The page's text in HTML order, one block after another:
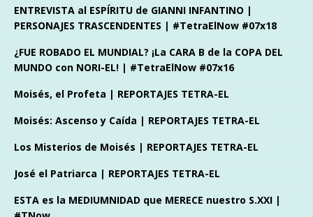
ENTREVISTA al ESPÍRITU de GIANNI INFANTINO |
PERSONAJES TRASCENDENTES | #TetraElNow #07x18
¿FUE ROBADO EL MUNDIAL? ¡La CARA B de la COPA DEL
MUNDO con NORI-EL! | #TetraElNow #07x16
Moisés, el Profeta | REPORTAJES TETRA-EL
Moisés: Ascenso y Caída | REPORTAJES TETRA-EL
Los Misterios de Moisés | REPORTAJES TETRA-EL
José el Patriarca | REPORTAJES TETRA-EL
ESTA es la MEDIUMNIDAD que MERECE nuestro S.XXI |